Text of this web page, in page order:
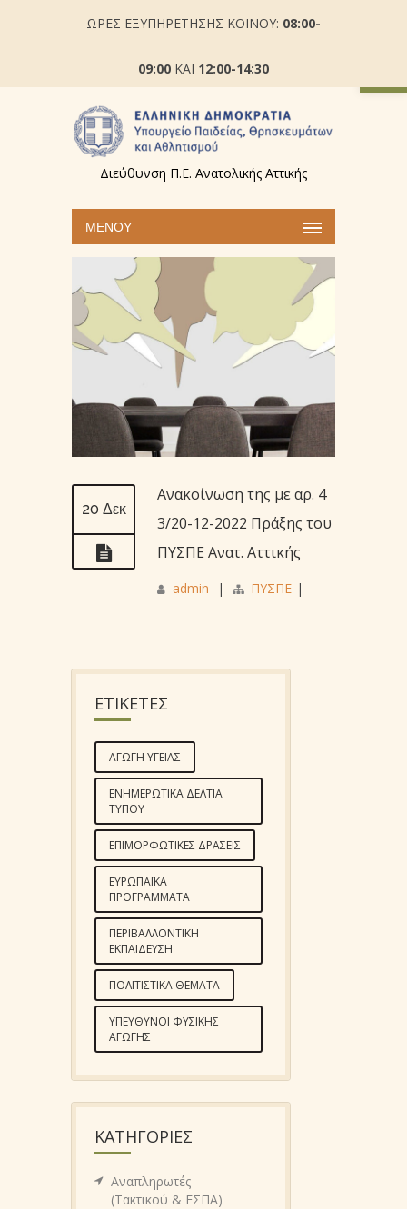
ΩΡΕΣ ΕΞΥΠΗΡΕΤΗΣΗΣ ΚΟΙΝΟΥ: 08:00-
09:00 ΚΑΙ 12:00-14:30
Διεύθυνση Π.Ε. Ανατολικής Αττικής
ΜΕΝΟΎ
20 Δεκ
Ανακοίνωση της με αρ. 4
3/20-12-2022 Πράξης του
ΠΥΣΠΕ Ανατ. Αττικής
admin | ΠΥΣΠΕ |
ΕΤΙΚΕΤΕΣ
ΑΓΩΓΉ ΥΓΕΊΑΣ
ΕΝΗΜΕΡΩΤΙΚΆ ΔΕΛΤΊΑ
ΤΎΠΟΥ
ΕΠΙΜΟΡΦΩΤΙΚΈΣ ΔΡΆΣΕΙΣ
ΕΥΡΩΠΑΪΚΆ
ΠΡΟΓΡΆΜΜΑΤΑ
ΠΕΡΙΒΑΛΛΟΝΤΙΚΉ
ΕΚΠΑΊΔΕΥΣΗ
ΠΟΛΙΤΙΣΤΙΚΆ ΘΈΜΑΤΑ
ΥΠΕΎΘΥΝΟΙ ΦΥΣΙΚΉΣ
ΑΓΩΓΉΣ
KΑΤΗΓΟΡΊΕΣ
Αναπληρωτές
(Τακτικού & ΕΣΠΑ)